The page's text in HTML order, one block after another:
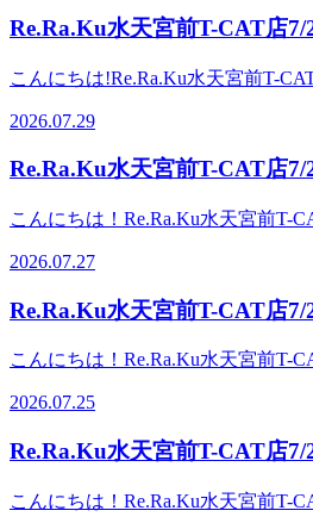
●・○・● ・○・●・○・●・○
のシティエアターミナルのビル内
蔵門線 水天宮前駅直結 東京メ
○・●・○・●・○・● ・○・●・○・●
の公式LINEアカウント↓ 友達追加
ゼント♪ LINE限定クーポンなど、
す！ IDは ＠zms5982r です！
☆ ●・○・●・○・●・○・● ・○・●
21:30【土日・祝日】10:00-
セス：半蔵門線“水天宮前駅”から“
札口”を出ます。道なりに直進して
あります。▽最寄り駅東京メトロ
線 茅場町駅より徒歩8分 ●・○・●
登録で10分無料特典プレゼント
ちしております☆ ●・○・●・○・●
開催だとか。なかなか大きな花火
です。 本日の空き情報はこちら
○・● ・○・●・○マッサージのよう
トレッチで、いつまでも健康で疲
ポート致します!”予防”のボディケ
店は水天宮前駅から徒歩5分!東京シ
内にございます♪「肩甲骨」と「骨
担をかけず筋肉の質そのものを変
す(*´ω`*)●営業時間 【平日】11:30-
ミナル改札口”を出ます。道なりに
ンの奥にあります。電車降りて徒
日比谷線 人形町駅より徒歩8分東京
り徒歩8分●・○・●・○・●・○・●
Re.Ra.Ku水天宮前T-CAT店
こんにちは!Re.Ra.Ku水天宮前T-
にすることも多いかと思います。
運動を取り入れて、気持もからだ
たいですね♪Re.Ra.Kuでは、お悩み
て、軽快さをキープできる毎日を
の空き情報はこちら◎ 16:00～1名
ンをご用意しております☆皆さまの
前T-CAT店スタッフ一同、お待ち
○・●・○・●・○・● ・○・●・○
0252 ●アクセス： 半蔵門線“水天
のシティエアターミナルのビル内
蔵門線 水天宮前駅直結 東京メ
2026.07.29
Re.Ra.Ku水天宮前T-CAT店
こんにちは！Re.Ra.Ku水天宮前T-
はこれからですが、既に冷房など
せなくなっています。そうすると
え』『だるさ』…これが積み重なる
気になりませんか？(^^♪Re.Ra.Ku
盤」を重視し、筋肉に負担をかけ
します♪本日の空き情報はこちら◎
名様ご案内可能です！ご新規様だ
お得なクーポンをご用意しており
2026.07.27
Re.Ra.Ku水天宮前T-CAT店
こんにちは！Re.Ra.Ku水天宮前T-
自のボディケアとストレッチで疲
健康な毎日をサポートします♪本
10：00～2名様 14：00～2名様 16
をご用意しております☆皆さまのご
2026.07.25
Re.Ra.Ku水天宮前T-CAT店
こんにちは！Re.Ra.Ku水天宮前T-